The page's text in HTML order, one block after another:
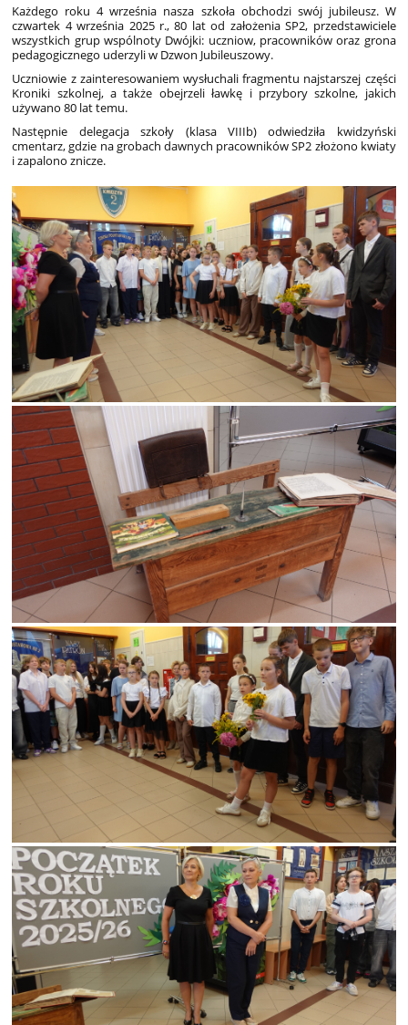
Każdego roku 4 września nasza szkoła obchodzi swój jubileusz. W
czwartek 4 września 2025 r., 80 lat od założenia SP2, przedstawiciele
wszystkich grup wspólnoty Dwójki: uczniow, pracowników oraz grona
pedagogicznego uderzyli w Dzwon Jubileuszowy.
Uczniowie z zainteresowaniem wysłuchali fragmentu najstarszej części
Kroniki szkolnej, a także obejrzeli ławkę i przybory szkolne, jakich
używano 80 lat temu.
Następnie delegacja szkoły (klasa VIIIb) odwiedziła kwidzyński
cmentarz, gdzie na grobach dawnych pracowników SP2 złożono kwiaty
i zapalono znicze.